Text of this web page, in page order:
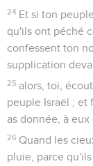
24 Et si ton
qu'ils ont péché
confessent ton
supplication
25 alors, toi,
peuple Israël ; et
as donnée, à eux
26 Quand les
pluie, parce